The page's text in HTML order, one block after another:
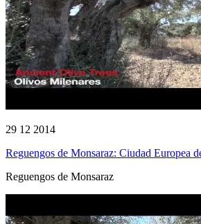
29 12 2014
Reguengos de Monsaraz: Ciudad Europea
Reguengos de Monsaraz